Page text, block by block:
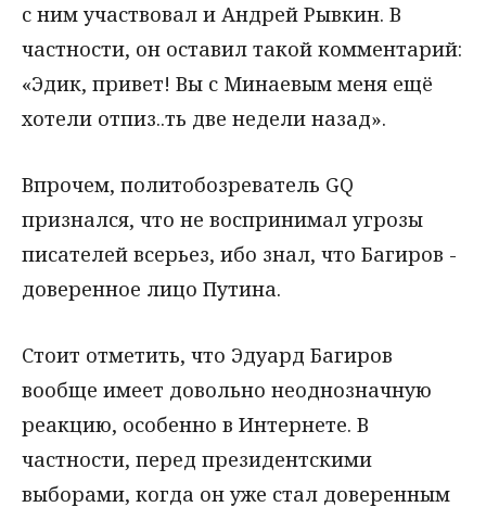
с ним участвовал и Андрей Рывкин. В
частности, он оставил такой комментарий:
«Эдик, привет! Вы с Минаевым меня ещё
хотели отпиз..ть две недели назад».
Впрочем, политобозреватель GQ
признался, что не воспринимал угрозы
писателей всерьез, ибо знал, что Багиров -
доверенное лицо Путина.
Стоит отметить, что Эдуард Багиров
вообще имеет довольно неоднозначную
реакцию, особенно в Интернете. В
частности, перед президентскими
выборами, когда он уже стал доверенным